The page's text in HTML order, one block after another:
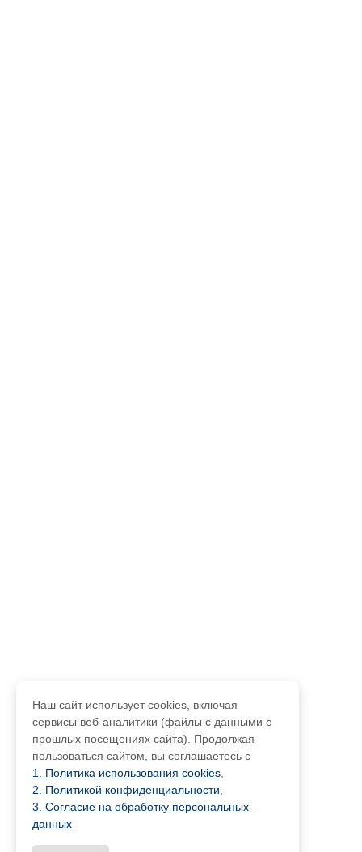
Наш сайт использует cookies, включая
сервисы веб-аналитики (файлы с данными о
прошлых посещениях сайта). Продолжая
пользоваться сайтом, вы соглашаетесь с
1. Политика использования cookies
2. Политикой конфиденциальности
3. Согласие на обработку персональных
данных